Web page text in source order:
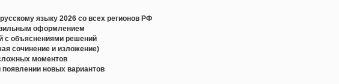
языку 2026 со всех регионов РФ
оформлением
с объяснениями решений
сочинение и изложение)
моментов
новых вариантов